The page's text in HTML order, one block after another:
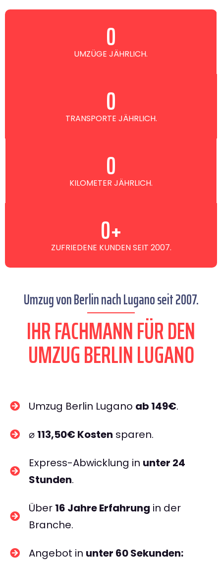
UMZÜGE JÄHRLICH.
0
TRANSPORTE JÄHRLICH.
0
KILOMETER JÄHRLICH.
0
ZUFRIEDENE KUNDEN SEIT 2007.
0+
Umzug von Berlin nach Lugano seit 2007.
IHR FACHMANN FÜR DEN
UMZUG BERLIN LUGANO
Umzug Berlin Lugano ab 149€.
⌀ 113,50€ Kosten sparen.
Express-Abwicklung in unter 24
Stunden.
Über 16 Jahre Erfahrung in der
Branche.
Angebot in unter 60 Sekunden: